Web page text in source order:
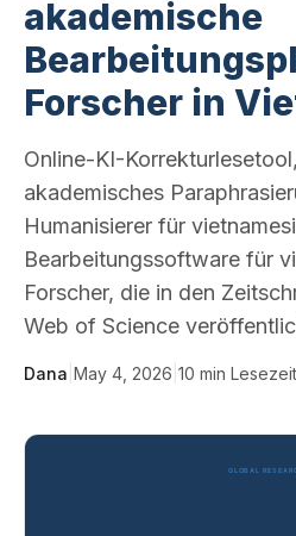
akademische
Forscher in
Online-KI-
akademisches
Humanisierer für
Bearbeitungssoftware für
Forscher, die in den
Web of Science
Dana May 4, 2026 10 min Lesezeit